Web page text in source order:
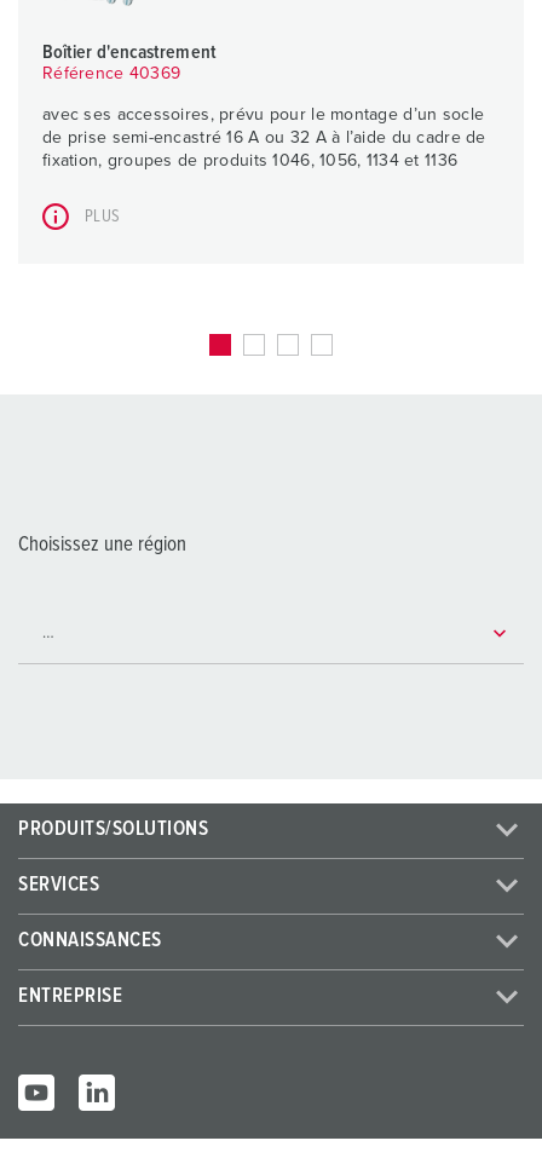
Boîtier d'encastrement
Référence 40369
avec ses accessoires, prévu pour le montage d’un socle
de prise semi-encastré 16 A ou 32 A à l’aide du cadre de
fixation, groupes de produits 1046, 1056, 1134 et 1136
PLUS
Choisissez une région
PRODUITS/SOLUTIONS
SERVICES
CONNAISSANCES
ENTREPRISE